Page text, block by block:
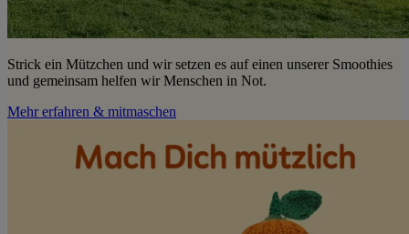
Strick ein Mützchen und wir setzen es auf einen unserer Smoothies
und gemeinsam helfen wir Menschen in Not.
Mehr erfahren & mitmaschen